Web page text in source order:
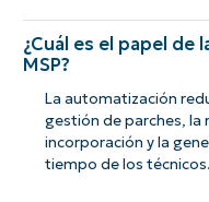
¿Cuál es el papel de
MSP?
La automatización
gestión de parches, la
incorporación y la
tiempo de los técnicos.